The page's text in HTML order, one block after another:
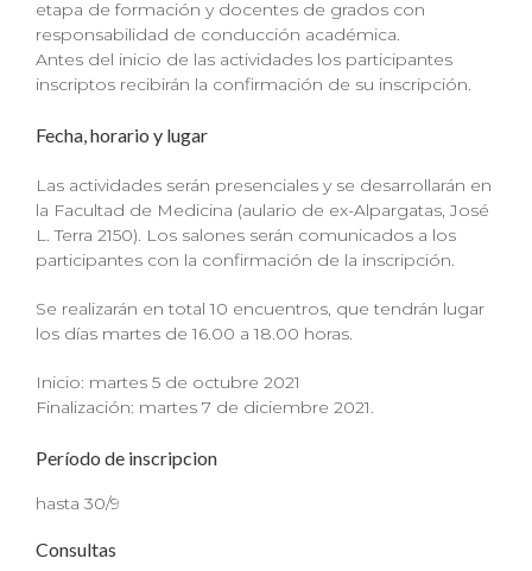
etapa de formación y docentes de grados con
responsabilidad de conducción académica.
Antes del inicio de las actividades los participantes
inscriptos recibirán la confirmación de su inscripción.
Fecha, horario y lugar
Las actividades serán presenciales y se desarrollarán en
la Facultad de Medicina (aulario de ex-Alpargatas, José
L. Terra 2150). Los salones serán comunicados a los
participantes con la confirmación de la inscripción.
Se realizarán en total 10 encuentros, que tendrán lugar
los días martes de 16.00 a 18.00 horas.
Inicio: martes 5 de octubre 2021
Finalización: martes 7 de diciembre 2021.
Período de inscripcion
hasta 30/9
Consultas